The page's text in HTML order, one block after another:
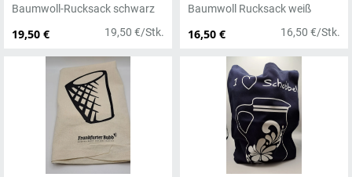
19,50 € 19,50 €/Stk.
Baumwoll-Rucksack schwarz
16,50 € 16,50 €/Stk.
Baumwoll Rucksack weiß